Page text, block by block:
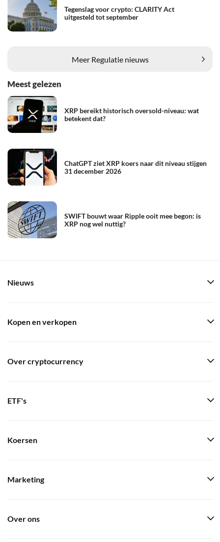
Tegenslag voor crypto: CLARITY Act
uitgesteld tot september
Meer Regulatie nieuws
Meest gelezen
XRP bereikt historisch oversold-niveau: wat
betekent dat?
ChatGPT ziet XRP koers naar dit niveau stijgen
31 december 2026
SWIFT bouwt waar Ripple ooit mee begon: is
XRP nog wel nuttig?
Nieuws
Kopen en verkopen
Over cryptocurrency
ETF's
Koersen
Marketing
Over ons